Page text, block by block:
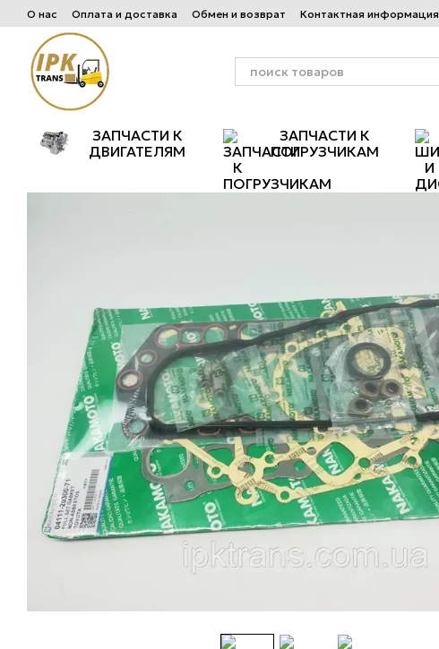
Перейти к основному контенту
О нас Оплата и доставка Обмен и возврат Контактная информация
ЗАПЧАСТИ К
ДВИГАТЕЛЯМ
ЗАПЧАСТИ К
ПОГРУЗЧИКАМ